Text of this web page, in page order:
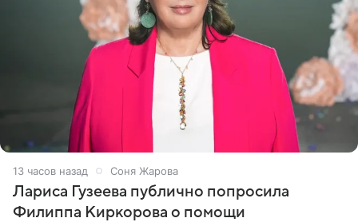
13 часов назад Соня Жарова
Лариса Гузеева публично попросила
Филиппа Киркорова о помощи